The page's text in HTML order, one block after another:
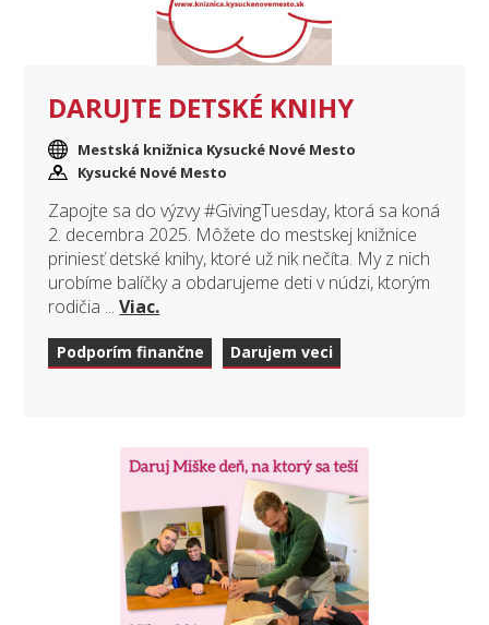
DARUJTE DETSKÉ KNIHY
Mestská knižnica Kysucké Nové Mesto
Kysucké Nové Mesto
Zapojte sa do výzvy #GivingTuesday, ktorá sa koná
2. decembra 2025. Môžete do mestskej knižnice
priniesť detské knihy, ktoré už nik nečíta. My z nich
urobíme balíčky a obdarujeme deti v núdzi, ktorým
rodičia ...Viac.
Podporím finančne Darujem veci